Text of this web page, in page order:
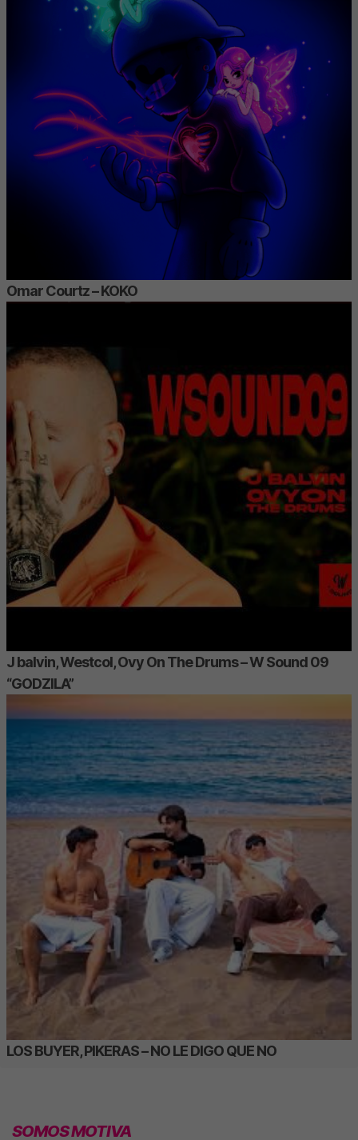
Omar Courtz – KOKO
J balvin, Westcol, Ovy On The Drums – W Sound 09
“GODZILA”
LOS BUYER, PIKERAS – NO LE DIGO QUE NO
SOMOS MOTIVA